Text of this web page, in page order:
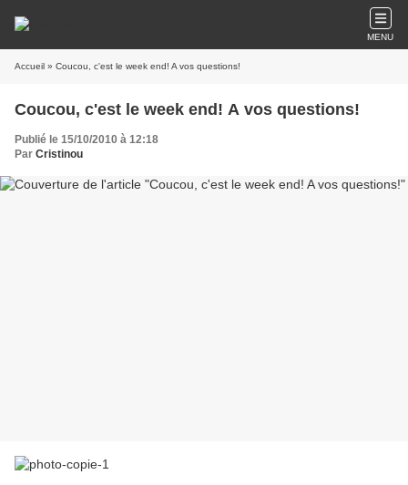
MENU
Accueil » Coucou, c'est le week end! A vos questions!
Coucou, c'est le week end! A vos questions!
Publié le 15/10/2010 à 12:18
Par Cristinou